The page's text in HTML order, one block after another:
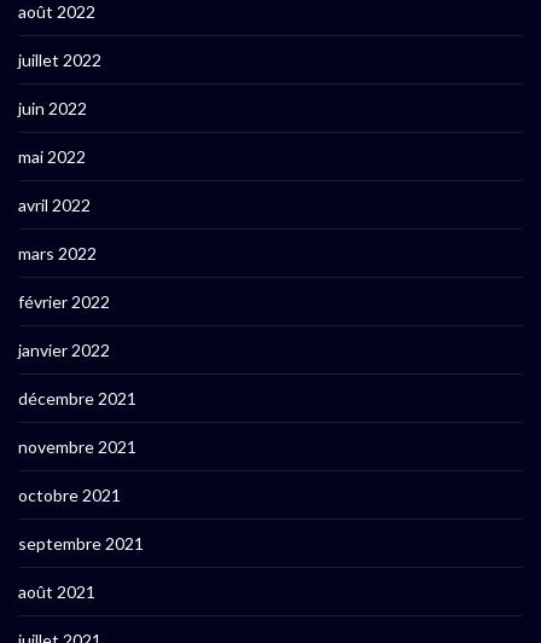
août 2022
juillet 2022
juin 2022
mai 2022
avril 2022
mars 2022
février 2022
janvier 2022
décembre 2021
novembre 2021
octobre 2021
septembre 2021
août 2021